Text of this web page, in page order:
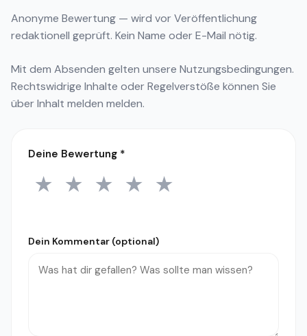
Anonyme Bewertung — wird vor Veröffentlichung
redaktionell geprüft. Kein Name oder E-Mail nötig.
Mit dem Absenden gelten unsere Nutzungsbedingungen.
Rechtswidrige Inhalte oder Regelverstöße können Sie
überInhalt melden melden.
Deine Bewertung *
1 Stern
★ 2 Sterne
★ 3 Sterne
★ 4 Sterne
★ 5 Sterne
★
Dein Kommentar (optional)